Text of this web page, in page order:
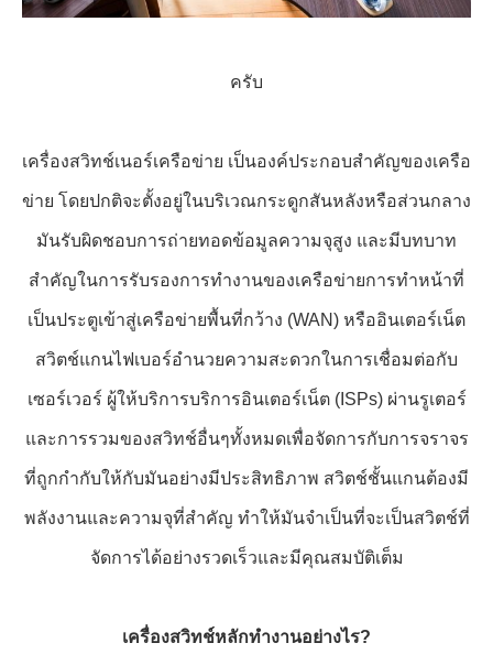
ครับ
เครื่องสวิทช์เนอร์เครือข่าย เป็นองค์ประกอบสําคัญของเครือ
ข่าย โดยปกติจะตั้งอยู่ในบริเวณกระดูกสันหลังหรือส่วนกลาง
มันรับผิดชอบการถ่ายทอดข้อมูลความจุสูง และมีบทบาท
สําคัญในการรับรองการทํางานของเครือข่ายการทําหน้าที่
เป็นประตูเข้าสู่เครือข่ายพื้นที่กว้าง (WAN) หรืออินเตอร์เน็ต
สวิตช์แกนไฟเบอร์อํานวยความสะดวกในการเชื่อมต่อกับ
เซอร์เวอร์ ผู้ให้บริการบริการอินเตอร์เน็ต (ISPs) ผ่านรูเตอร์
และการรวมของสวิทช์อื่นๆทั้งหมดเพื่อจัดการกับการจราจร
ที่ถูกกํากับให้กับมันอย่างมีประสิทธิภาพ สวิตช์ชั้นแกนต้องมี
พลังงานและความจุที่สําคัญ ทําให้มันจําเป็นที่จะเป็นสวิตช์ที่
จัดการได้อย่างรวดเร็วและมีคุณสมบัติเต็ม
เครื่องสวิทช์หลักทํางานอย่างไร?